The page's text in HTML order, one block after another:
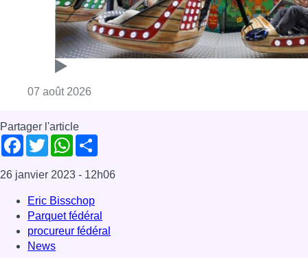
07 août 2026
Partager l'article
Facebook
TwitterWhatsApp
26 janvier 2023 - 12h06
Eric Bisschop
Parquet fédéral
procureur fédéral
News